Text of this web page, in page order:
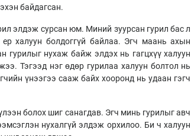
байдагсан.
элдэж сурсан юм. Миний зуурсан гурил бас л
халуун болдоггүй байлаа. Эгч маань ахын
гурилыг нухаж байж элдэх нь гагцхүү халуун
Тэгээд нэг өдөр гурилаа халуун болтол нь
үнээгээ сааж байх хооронд нь удаан гэгч
болох шиг санагдав. Эгч минь гурилыг авч
нухалгүй элдэж орхилоо. Би ч халуун